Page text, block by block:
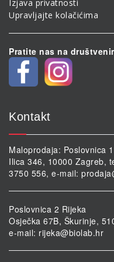
Izjava privatnosti
Upravljajte kolačićima
Pratite nas na
Kontakt
Maloprodaja: Poslovnica
Ilica 346, 10000 Zagreb,
3750 556, e-mail:
Poslovnica 2 Rijeka
Osječka 67B, Škurinje,
e-mail: rijeka@biolab.hr